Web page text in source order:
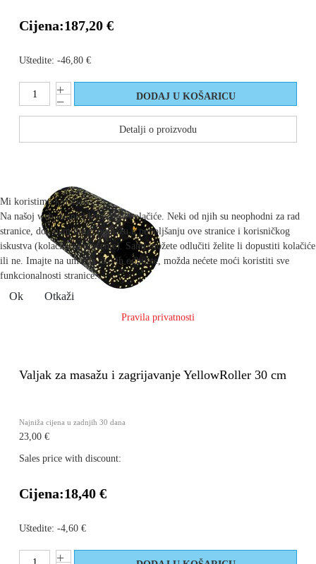
Cijena:187,20 €
Uštedite: -46,80 €
Detalji o proizvodu
Valjak za masažu i zagrijavanje YellowRoller 30 cm
Najniža cijena u zadnjih 30 dana
23,00 €
Sales price with discount:
Cijena:18,40 €
Uštedite: -4,60 €
Mi koristimo kolačiće
Na našoj web stranici koristimo kolačiće. Neki od njih su neophodni za rad
stranice, dok nam drugi pomažu u poboljšanju ove stranice i korisničkog
iskustva (kolačići za praćenje). Sami možete odlučiti želite li dopustiti kolačiće
ili ne. Imajte na umu da ako ih odbijete, možda nećete moći koristiti sve
funkcionalnosti stranice.
Ok Otkaži
Pravila privatnosti